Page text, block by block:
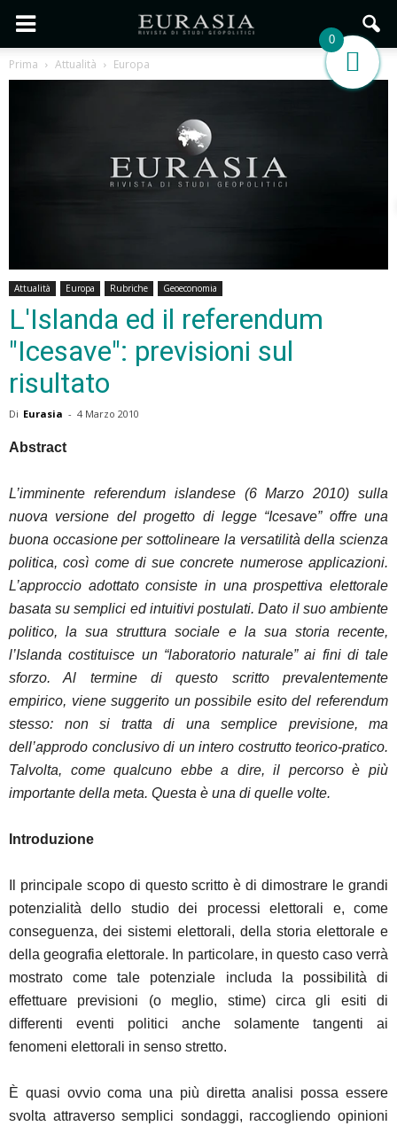
Prima Attualità Europa
Attualità Europa Rubriche Geoeconomia
L'Islanda ed il referendum
"Icesave": previsioni sul
risultato
Di Eurasia - 4 Marzo 2010
Abstract
L’imminente referendum islandese (6 Marzo 2010) sulla
nuova versione del progetto di legge “Icesave” offre una
buona occasione per sottolineare la versatilità della scienza
politica, così come di sue concrete numerose applicazioni.
L’approccio adottato consiste in una prospettiva elettorale
basata su semplici ed intuitivi postulati. Dato il suo ambiente
politico, la sua struttura sociale e la sua storia recente,
l’Islanda costituisce un “laboratorio naturale” ai fini di tale
sforzo. Al termine di questo scritto prevalentemente
empirico, viene suggerito un possibile esito del referendum
stesso: non si tratta di una semplice previsione, ma
dell’approdo conclusivo di un intero costrutto teorico-pratico.
Talvolta, come qualcuno ebbe a dire, il percorso è più
importante della meta. Questa è una di quelle volte.
Introduzione
Il principale scopo di questo scritto è di dimostrare le grandi
potenzialità dello studio dei processi elettorali e, come
conseguenza, dei sistemi elettorali, della storia elettorale e
della geografia elettorale. In particolare, in questo caso verrà
mostrato come tale potenziale includa la possibilità di
effettuare previsioni (o meglio, stime) circa gli esiti di
differenti eventi politici anche solamente tangenti ai
fenomeni elettorali in senso stretto.
È quasi ovvio coma una più diretta analisi possa essere
svolta attraverso semplici sondaggi, raccogliendo opinioni
0